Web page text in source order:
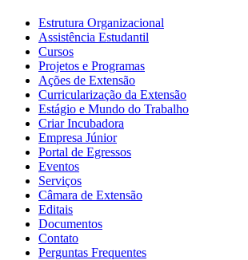
Estrutura Organizacional
Assistência Estudantil
Cursos
Projetos e Programas
Ações de Extensão
Curricularização da Extensão
Estágio e Mundo do Trabalho
Criar Incubadora
Empresa Júnior
Portal de Egressos
Eventos
Serviços
Câmara de Extensão
Editais
Documentos
Contato
Perguntas Frequentes